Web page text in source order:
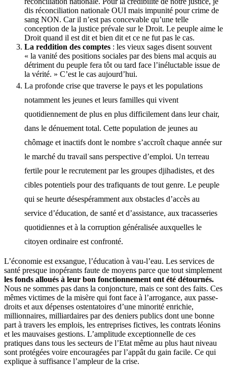
dis réconciliation nationale OUI mais impunité pour crime de
sang NON. Car il n’est pas concevable qu’une telle
conception de la justice prévale sur le Droit. Le peuple aime le
Droit quand il est dit et bien dit et ce ne fut pas le cas.
La reddition des comptes : les vieux sages disent souvent
« la vanité des positions sociales par des biens mal acquis au
détriment du peuple fera tôt ou tard face l’inéluctable issue de
la vérité. » C’est le cas aujourd’hui.
La profonde crise que traverse le pays et les populations
notamment les jeunes et leurs familles qui vivent
quotidiennement de plus en plus difficilement dans leur chair,
dans le dénuement total. Cette population de jeunes au
chômage et inactifs dont le nombre s’accroît chaque année sur
le marché du travail sans perspective d’emploi. Un terreau
fertile pour le recrutement par les groupes djihadistes, et des
cibles potentiels pour des trafiquants de tout genre. Le peuple
qui se heurte désespéramment aux obstacles d’accès au
service d’éducation, de santé et d’assistance, aux tracasseries
quotidiennes et à la corruption généralisée auxquelles le
citoyen ordinaire est confronté.
L’économie est exsangue, l’éducation à vau-l’eau. Les services de
santé presque inopérants faute de moyens parce que tout simplement
les fonds alloués à leur bon fonctionnement ont été détournés.
Nous ne sommes pas dans la conjoncture, mais ce sont des faits. Ces
mêmes victimes de la misère qui font face à l’arrogance, aux passe-
droits et aux dépenses ostentatoires d’une minorité enrichie,
millionnaires, milliardaires par des deniers publics dont une bonne
part à travers les emplois, les entreprises fictives, les contrats léonins
et les mauvaises gestions. L’amplitude exceptionnelle de ces
pratiques dans tous les secteurs de l’Etat même au plus haut niveau
sont protégées voire encouragées par l’appât du gain facile. Ce qui
explique à suffisance l’ampleur de la crise.